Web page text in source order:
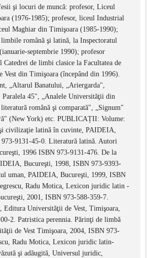
şi locuri de muncă: profesor, Liceul
(1976-1985); profesor, liceul Industrial
Maghiar din Timişoara (1985-1990);
română şi latină, la Inspectoratul
septembrie 1990); profesor
Catedrei de limbi clasice la Facultatea de
din Timişoara (începând din 1996).
„Altarul Banatului, „Ariergarda",
Paralela 45", „Analele Universităţii din
română şi comparată", „Signum"
(New York) etc. PUBLICAȚII: Volume:
civilizaţie latină în cuvinte, PAIDEIA,
9131-45-0. Literatură latină. Autori
1996 ISBN 973-9131-476. De la
Bucureşti, 1998, ISBN 973-9393-
uman, PAIDEIA, Bucureşti, 1999, ISBN
Radu Motica, Lexicon juridic latin -
2001, ISBN 973-588-359-7.
Editura Universităţii de Vest, Timişoara,
2. Patristica perennia. Părinţi de limbă
de Vest Timişoara, 2004, ISBN 973-
Radu Motica, Lexicon juridic latin-
şi adăugită, Universul juridic,